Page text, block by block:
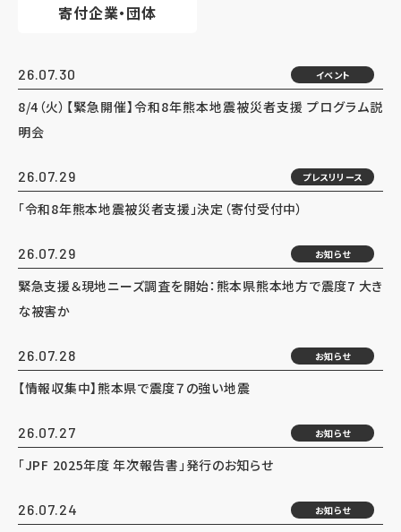
寄付企業・団体
26.07.30 イベント
8/4（火）【緊急開催】令和8年熊本地震被災者支援 プログラム説
明会
26.07.29 プレスリリース
「令和8年熊本地震被災者支援」決定（寄付受付中）
26.07.29 お知らせ
緊急支援＆現地ニーズ調査を開始：熊本県熊本地方で震度7 大き
な被害か
26.07.28 お知らせ
【情報収集中】熊本県で震度７の強い地震
26.07.27 お知らせ
「JPF 2025年度 年次報告書」発行のお知らせ
26.07.24 お知らせ